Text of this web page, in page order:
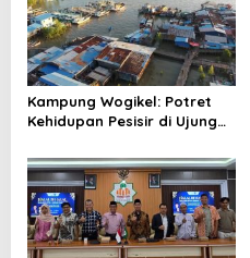
Kampung Wogikel: Potret
Kehidupan Pesisir di Ujung
Bertahan di Tengah
Keterbatasan